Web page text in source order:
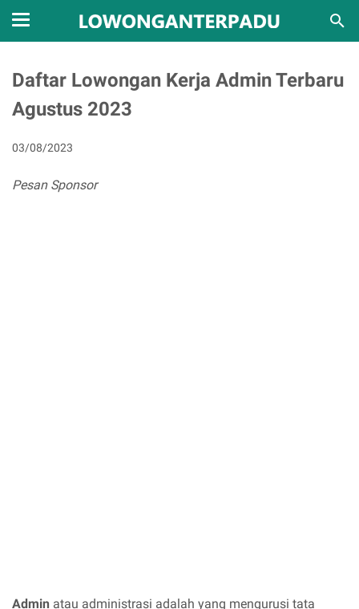
Daftar Lowongan Kerja Admin Terbaru
Agustus 2023
03/08/2023
Pesan Sponsor
Admin atau administrasi adalah yang mengurusi tata